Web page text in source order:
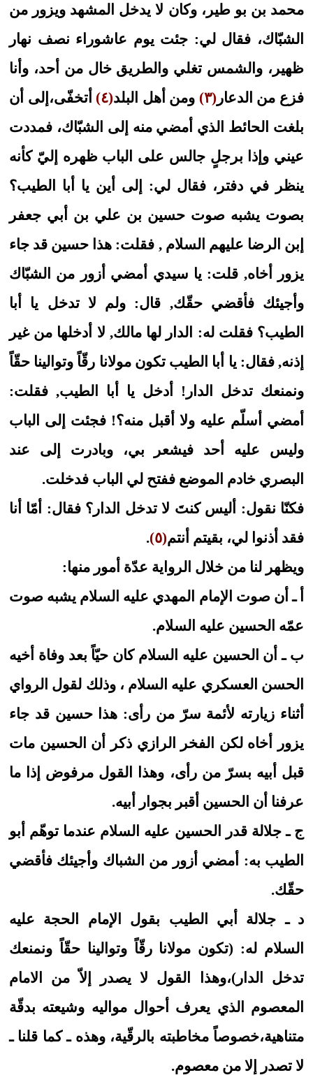
محمد بن بو طير، وكان لا يدخل المشهد ويزور من
الشبّاك، فقال لي: جئت يوم عاشوراء نصف نهار
ظهير، والشمس تغلي والطريق خال من أحد، وأنا
فزع من الدعار (٣) ومن أهل البلد(٤)
أتخفّى،إلى أن
بلغت الحائط الذي أمضي منه إلى الشبّاك، فمددت
عيني وإذا برجلٍ جالس على الباب ظهره إليّ كأنه
ينظر في دفتر، فقال لي: إلى أين يا أبا الطيب؟
بصوت يشبه صوت حسين بن علي بن أبي جعفر
إبن الرضا عليهم السلام , فقلت: هذا حسين قد جاء
يزور أخاه, قلت: يا سيدي أمضي أزور من الشبّاك
وأجيئك فأقضي حقّك, قال: ولم لا تدخل يا أبا
الطيب؟ فقلت له: الدار لها مالك, لا أدخلها من غير
إذنه, فقال: يا أبا الطيب تكون مولانا رقّاً وتوالينا حقّاً
ونمنعك تدخل الدار! أدخل يا أبا الطيب, فقلت:
أمضي أسلّم عليه ولا أقبل منه؟! فجئت إلى الباب
وليس عليه أحد فيشعر بي، وبادرت إلى عند
البصري خادم الموضع ففتح لي الباب فدخلت.
فكنّا نقول: أليس كنتَ لا تدخل الدار؟ فقال: أمّا أنا
فقد أذنوا لي، بقيتم أنتم(٥)
.
ويظهر لنا من خلال الرواية عدّة أمور منها:
أ ـ أن صوت الإمام المهدي عليه السلام يشبه صوت
عمّه الحسين عليه السلام.
ب ـ أن الحسين عليه السلام كان حيّاً بعد وفاة أخيه
الحسن العسكري عليه السلام ، وذلك لقول الرواي
أثناء زيارته لأئمة سرّ من رأى: هذا حسين قد جاء
يزور أخاه لكن الفخر الرازي ذكر أن الحسين مات
قبل أبيه بسرّ من رأى، وهذا القول مرفوض إذا ما
عرفنا أن الحسين أقبر بجوار أبيه.
ج ـ جلالة قدر الحسين عليه السلام عندما توهّم أبو
الطيب به: أمضي أزور من الشباك وأجيئك فأقضي
حقّك.
د ـ جلالة أبي الطيب بقول الإمام الحجة عليه
السلام له: (تكون مولانا رقّاً وتوالينا حقّاً ونمنعك
تدخل الدار)،وهذا القول لا يصدر إلاّ من الامام
المعصوم الذي يعرف أحوال مواليه وشيعته بدقّة
متناهية،خصوصاً مخاطبته بالرقّية، وهذه ـ كما قلنا ـ
لا تصدر إلا من معصوم.